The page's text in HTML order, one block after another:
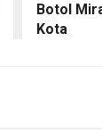
Botol
Kota